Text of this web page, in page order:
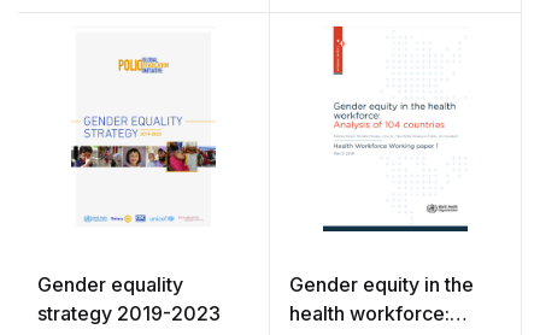
rights in leaving no one
universal health
the global health and
social workforce
Gender equality
strategy 2019-2023
Gender equity in the
health workforce: